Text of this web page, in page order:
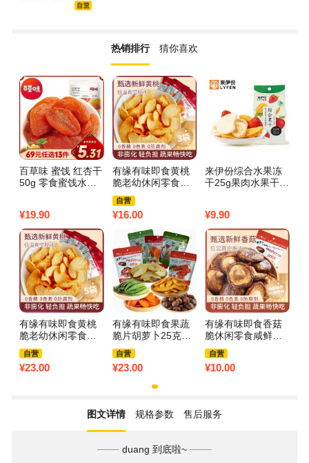
热销排行 猜你喜欢
百草味 蜜饯 红杏干
50g 零食蜜饯水果
¥19.90
有缘有味即食黄桃
脆老幼休闲零食酸
甜原味黄桃干果蔬
脆20克/袋3袋装
自营
¥16.00
来伊份综合水果冻
干25g果肉水果干脱
¥9.90
有缘有味即食黄桃
脆老幼休闲零食酸
甜原味黄桃干果蔬
脆20克/袋5袋装
自营
¥23.00
有缘有味即食果蔬
脆片胡萝卜25克黄
秋葵20克香菇20克
苹果20克黄桃20克
老幼休闲果蔬零食
黄绿水果蔬菜脆片
自营
¥23.00
有缘有味即食香菇
脆休闲零食咸鲜甜
香滋味丰富香菇干
果蔬脆20克袋装
自营
¥10.00
图文详情 规格参数 售后服务
duang 到底啦~